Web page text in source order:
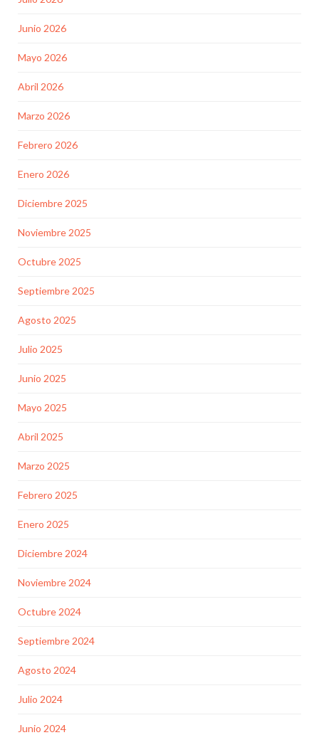
Junio 2026
Mayo 2026
Abril 2026
Marzo 2026
Febrero 2026
Enero 2026
Diciembre 2025
Noviembre 2025
Octubre 2025
Septiembre 2025
Agosto 2025
Julio 2025
Junio 2025
Mayo 2025
Abril 2025
Marzo 2025
Febrero 2025
Enero 2025
Diciembre 2024
Noviembre 2024
Octubre 2024
Septiembre 2024
Agosto 2024
Julio 2024
Junio 2024